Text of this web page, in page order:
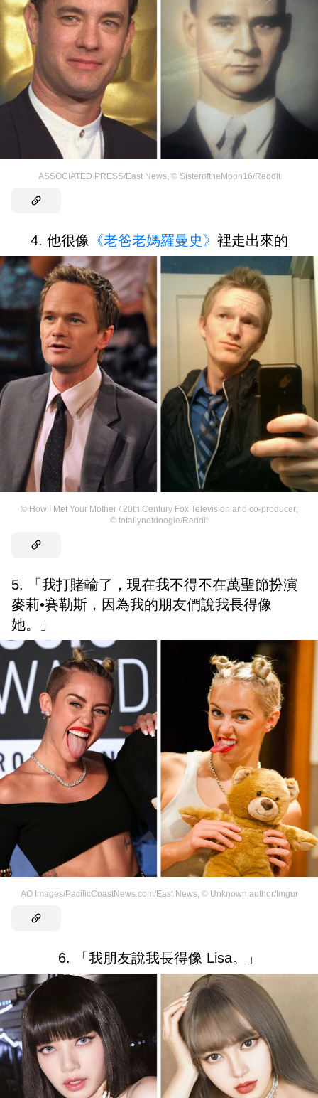
ASSOCIATED PRESS/East News, © SisteroftheMoon16/Reddit
4. 他很像 《老爸老媽羅曼史》 裡走出來的
© How I Met Your Mother / 20th Century Fox Television and co-producer,
© totallynotdoogie/Reddit
5. 「我打賭輸了，現在我不得不在萬聖節扮演
麥莉•賽勒斯，因為我的朋友們說我長得像
她。」
AO Images/PacificCoastNews.com/East News, © Unknown author/Imgur
6. 「我朋友說我長得像 Lisa。」